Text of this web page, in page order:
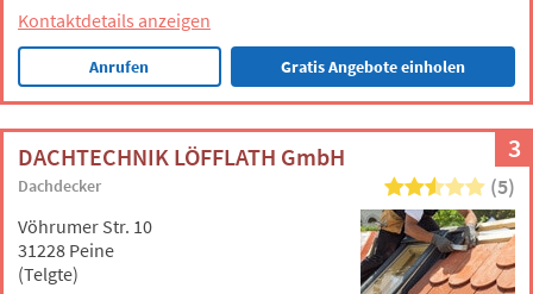
Kontaktdetails anzeigen
Anrufen Gratis Angebote einholen
3
DACHTECHNIK LÖFFLATH GmbH
Dachdecker (5)
Vöhrumer Str. 10
31228 Peine
(Telgte)